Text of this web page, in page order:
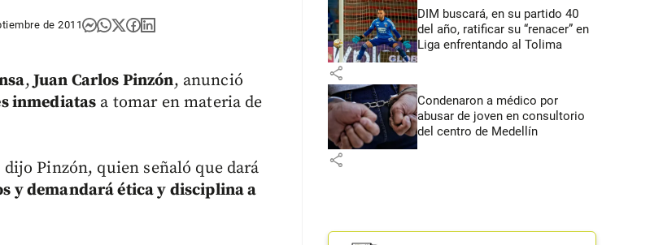
de 2011
,Juan Carlos Pinzón, anunció
inmediatas a tomar en materia de
Pinzón, quien señaló que dará
y demandará ética y disciplina a
DIM buscará, en su partido 40
del año, ratificar su “renacer” en
Liga enfrentando al Tolima
share
Condenaron a médico por
abusar de joven en consultorio
del centro de Medellín
share